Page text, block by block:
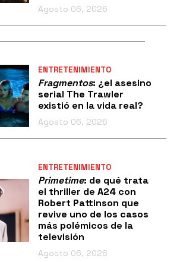
Agosto 06, 2026
ENTRETENIMIENTO
Fragmentos: ¿el asesino
serial The Trawler
existió en la vida real?
Agosto 06, 2026
ENTRETENIMIENTO
Primetime: de qué trata
el thriller de A24 con
Robert Pattinson que
revive uno de los casos
más polémicos de la
televisión
Agosto 06, 2026